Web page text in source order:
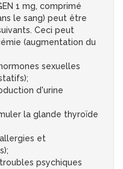
1 mg, comprimé
le sang) peut être
Ceci peut
(augmentation du
sexuelles
d'urine
la glande thyroïde
et
psychiques